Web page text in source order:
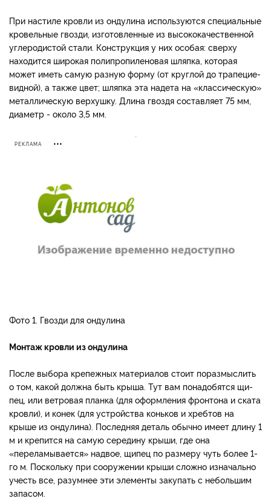
При настиле кровли из ондулина используются специ­альные
кровельные гвозди, изготовленные из высокока­чественной
углеродистой ста­ли. Конструкция у них особая: сверху
находится широкая по­липропиленовая шляпка, кото­рая
может иметь самую разную форму (от круглой до трапецие­
видной), а также цвет; шляпка эта надета на «классическую»
металлическую верхушку. Дли­на гвоздя составляет 75 мм,
диаметр - около 3,5 мм.
РЕКЛАМА
Фото 1. Гвозди для ондулина
Монтаж кровли из ондулина
После выбора крепежных ма­териалов стоит поразмыслить
о том, какой должна быть кры­ша. Тут вам понадобятся щи­
пец, или ветровая планка (для оформления фронтона и ската
кровли), и конек (для устройст­ва коньков и хребтов на
крыше из ондулина). Последняя де­таль обычно имеет длину 1
м и крепится на самую середину крыши, где она
«переламыва­ется» надвое, щипец по разме­ру чуть более 1-
го м. Поскольку при сооружении крыши сложно изначально
учесть все, разум­нее эти элементы закупать с небольшим
запасом.